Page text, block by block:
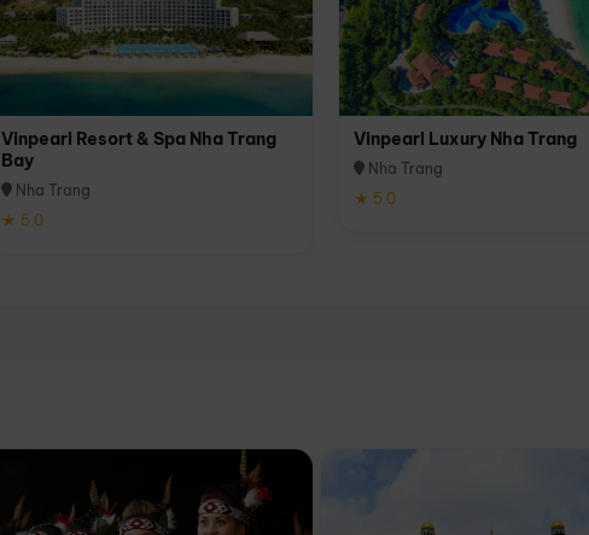
Vinpearl Resort & Spa Nha Trang
Bay
Nha Trang
★ 5.0
Vinpearl Luxury Nha Trang
Nha Trang
★ 5.0